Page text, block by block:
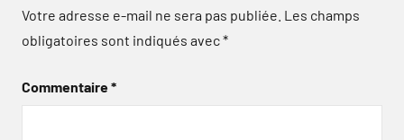
Votre adresse e-mail ne sera pas publiée. Les champs
obligatoires sont indiqués avec*
Commentaire*